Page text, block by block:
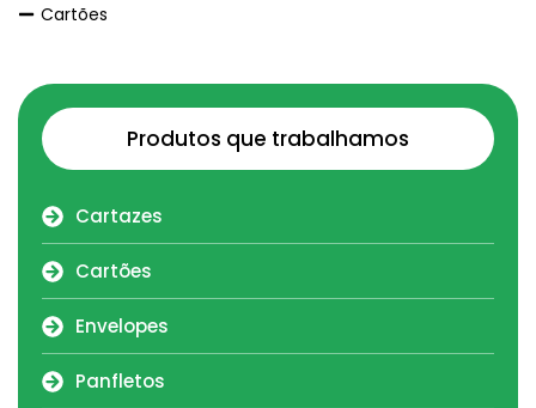
Cartões
Produtos que trabalhamos
Cartazes
Cartões
Envelopes
Panfletos